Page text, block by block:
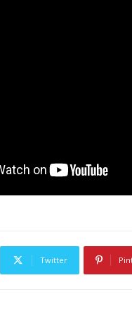
Twitter